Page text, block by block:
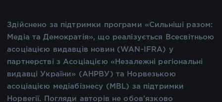
Здійснено за підтримки програми «Сильніші разом:
Медіа та Демократія», що реалізується Всесвітньою
асоціацією видавців новин (WAN-IFRA) у
партнерстві з Асоціацією «Незалежні регіональні
видавці України» (АНРВУ) та Норвезькою
асоціацією медіабізнесу (MBL) за підтримки
Норвегії. Погляди авторів не обов’язково